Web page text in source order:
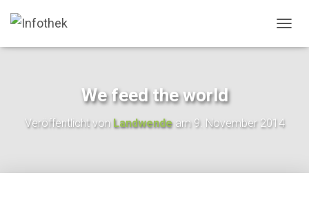
A
I
We feed the world
Veröffentlicht von Landwendeam 9. November 2014